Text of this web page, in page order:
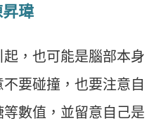
昇瑋
，也可能是腦部本身
要碰撞，也要注意自
數值，並留意自己是